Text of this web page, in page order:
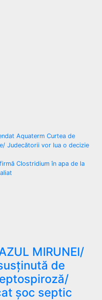
Aquaterm Curtea de
Judecătorii vor lua o decizie
Clostridium în apa de la
MIRUNEI/
de
șoc septic